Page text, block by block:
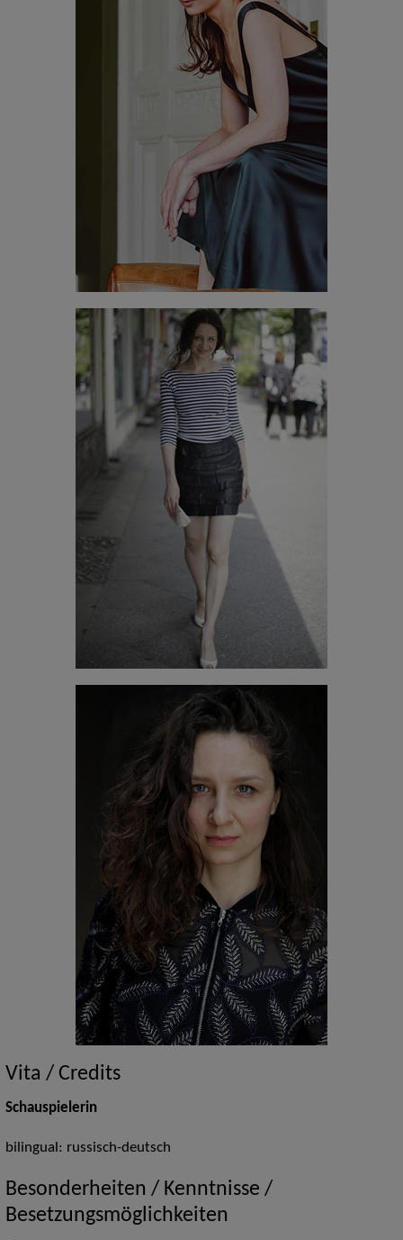
Vita / Credits
Schauspielerin
bilingual: russisch-deutsch
Besonderheiten / Kenntnisse /
Besetzungsmöglichkeiten